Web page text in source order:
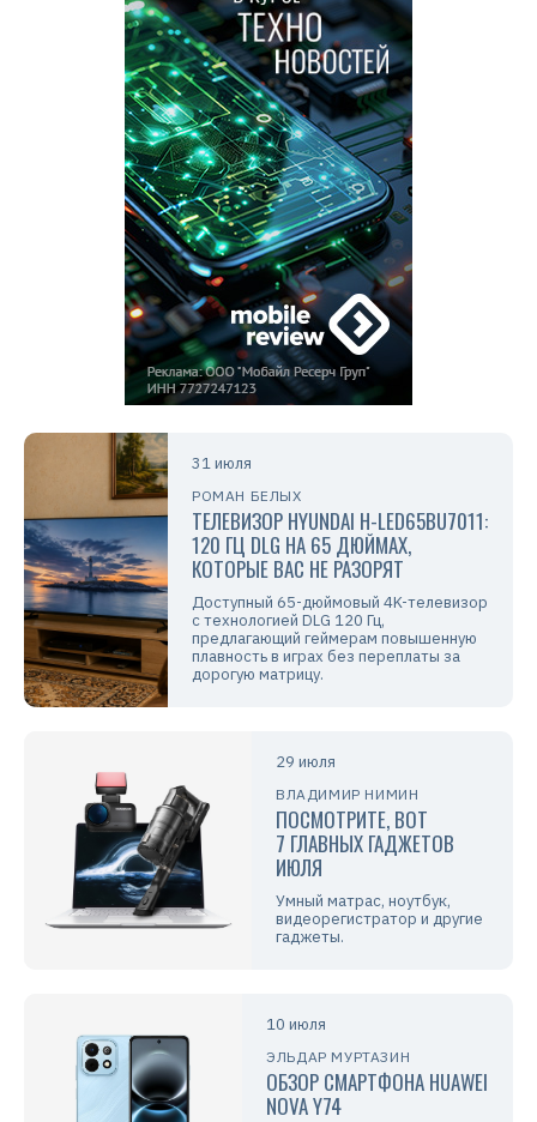
31 июля
РОМАН БЕЛЫХ
ТЕЛЕВИЗОР HYUNDAI H-LED65BU7011:
120 ГЦ DLG НА 65 ДЮЙМАХ,
КОТОРЫЕ ВАС НЕ РАЗОРЯТ
Доступный 65-дюймовый 4K-телевизор
с технологией DLG 120 Гц,
предлагающий геймерам повышенную
плавность в играх без переплаты за
дорогую матрицу.
29 июля
ВЛАДИМИР НИМИН
ПОСМОТРИТЕ, ВОТ
7 ГЛАВНЫХ ГАДЖЕТОВ
ИЮЛЯ
Умный матрас, ноутбук,
видеорегистратор и другие
гаджеты.
10 июля
ЭЛЬДАР МУРТАЗИН
ОБЗОР СМАРТФОНА HUAWEI
NOVA Y74